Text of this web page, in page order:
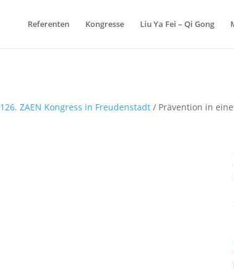
Referenten Kongresse Liu Ya Fei – Qi Gong
126. ZAEN Kongress in Freudenstadt/ Prävention in